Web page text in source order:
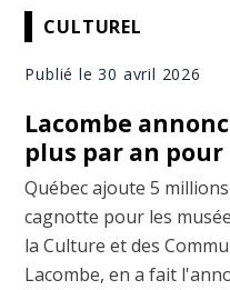
CULTUREL
Publié le 30 avril 2026
Lacombe
plus par an pour
Québec ajoute 5
cagnotte pour les
la Culture et des
Lacombe, en a fait